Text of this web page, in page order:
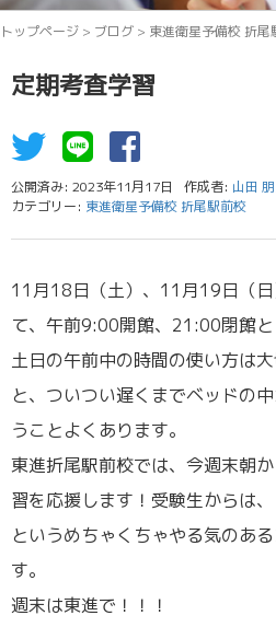
トップページ > ブログ > 東進衛星予備校 折尾
定期考査学習
公開済み: 2023年11月17日 作成者: 山田
カテゴリー: 東進衛星予備校 折尾駅前校
11月18日（土）、11月19日（
て、午前9:00開館、21:00閉館と
土日の午前中の時間の使い方は
と、ついつい遅くまでベッドの
うことよくあります。
東進折尾駅前校では、今週末朝
習を応援します！受験生からは
というめちゃくちゃやる気のあ
す。
週末は東進で！！！